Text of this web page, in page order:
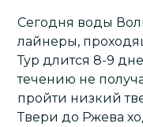
Сегодня воды
лайнеры,
Тур длится 8-9
течению не
пройти низкий
Твери до Ржева